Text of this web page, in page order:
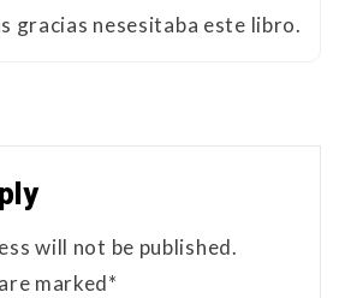
gracias nesesitaba este libro.
will not be published.
marked*